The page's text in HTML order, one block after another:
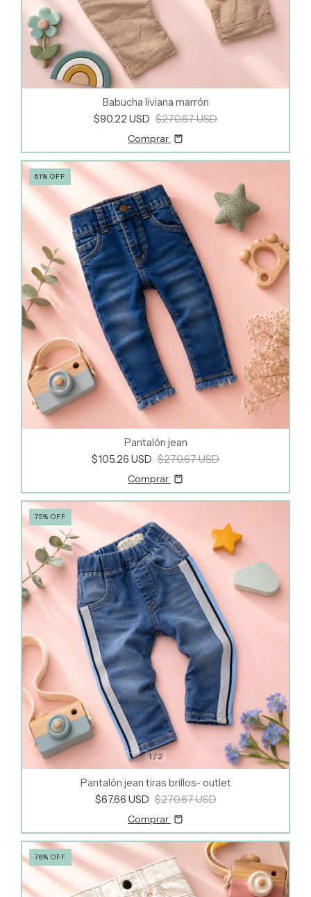
Babucha liviana marrón
$90.22 USD $270.67 USD
Comprar
61% OFF
Pantalón jean
$105.26 USD $270.67 USD
Comprar
1/2
75% OFF
Pantalón jean tiras brillos- outlet
$67.66 USD $270.67 USD
Comprar
78% OFF